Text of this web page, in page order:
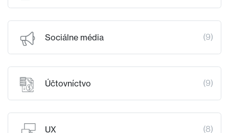
Sociálne média (9)
Účtovníctvo (9)
UX (8)